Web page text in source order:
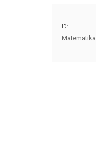
ID:
Matematika